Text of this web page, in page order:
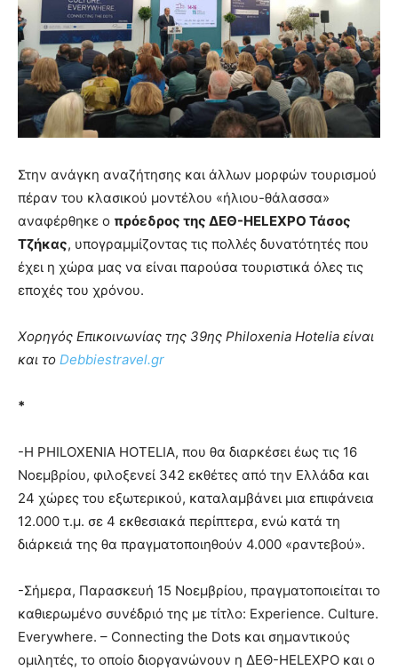
Στην ανάγκη αναζήτησης και άλλων μορφών τουρισμού
πέραν του κλασικού μοντέλου «ήλιου-θάλασσα»
αναφέρθηκε ο πρόεδρος της ΔΕΘ-HELEXPO Τάσος
Τζήκας, υπογραμμίζοντας τις πολλές δυνατότητές που
έχει η χώρα μας να είναι παρούσα τουριστικά όλες τις
εποχές του χρόνου.
Χορηγός Επικοινωνίας της 39ης Philoxenia Hotelia είναι
και το Debbiestravel.gr
*
-Η PHILOXENIA HOTELIA, που θα διαρκέσει έως τις 16
Νοεμβρίου, φιλοξενεί 342 εκθέτες από την Ελλάδα και
24 χώρες του εξωτερικού, καταλαμβάνει μια επιφάνεια
12.000 τ.μ. σε 4 εκθεσιακά περίπτερα, ενώ κατά τη
διάρκειά της θα πραγματοποιηθούν 4.000 «ραντεβού».
-Σήμερα, Παρασκευή 15 Νοεμβρίου, πραγματοποιείται το
καθιερωμένο συνέδριό της με τίτλο: Experience. Culture.
Everywhere. – Connecting the Dots και σημαντικούς
ομιλητές, το οποίο διοργανώνουν η ΔΕΘ-HELEXPO και ο